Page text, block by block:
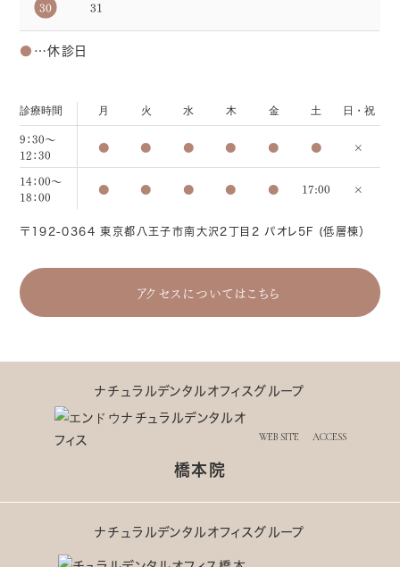
30 31
● …休診日
診療時間 月 火 水 木 金 土 日・祝
9：30～
12：30
● ● ● ● ● ●
×
14：00～
18：00
● ● ● ● ● 17:00 ×
〒192-0364 東京都八王子市南大沢2丁目2 パオレ5F (低層棟）
アクセスについてはこちら
ナチュラルデンタルオフィスグループ
WEB SITE ACCESS
橋本院
ナチュラルデンタルオフィスグループ